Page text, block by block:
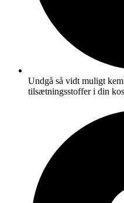
Undgå så vidt muligt
tilsætningsstoffer i din